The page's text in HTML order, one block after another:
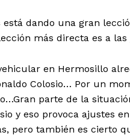
dando una gran
más directa es a las
vehicular en Hermosillo
Colosio… Por un
parte de la
y eso provoca ajustes
pero también es cierto